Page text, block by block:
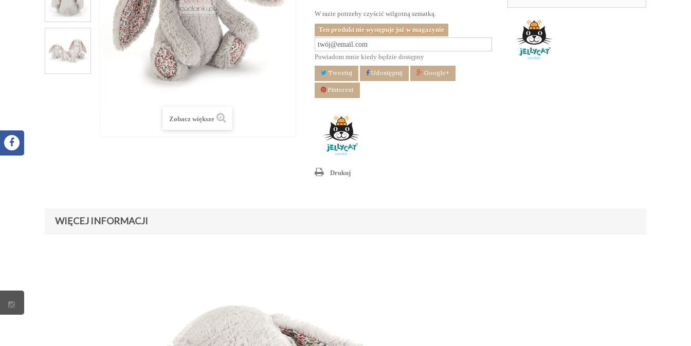
Zobacz większe
W razie potrzeby czyścić wilgotną szmatką.
Ten produkt nie występuje już w magazynie
Powiadom mnie kiedy będzie dostępny
Tweetuj Udostępnij Google+
Pinterest
Drukuj
WIĘCEJ INFORMACJI